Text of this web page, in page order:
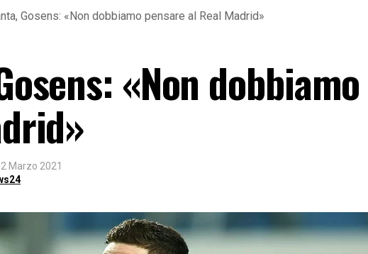
Gosens: «Non dobbiamo pensare al Real Madrid»
«Non
Marzo 2021